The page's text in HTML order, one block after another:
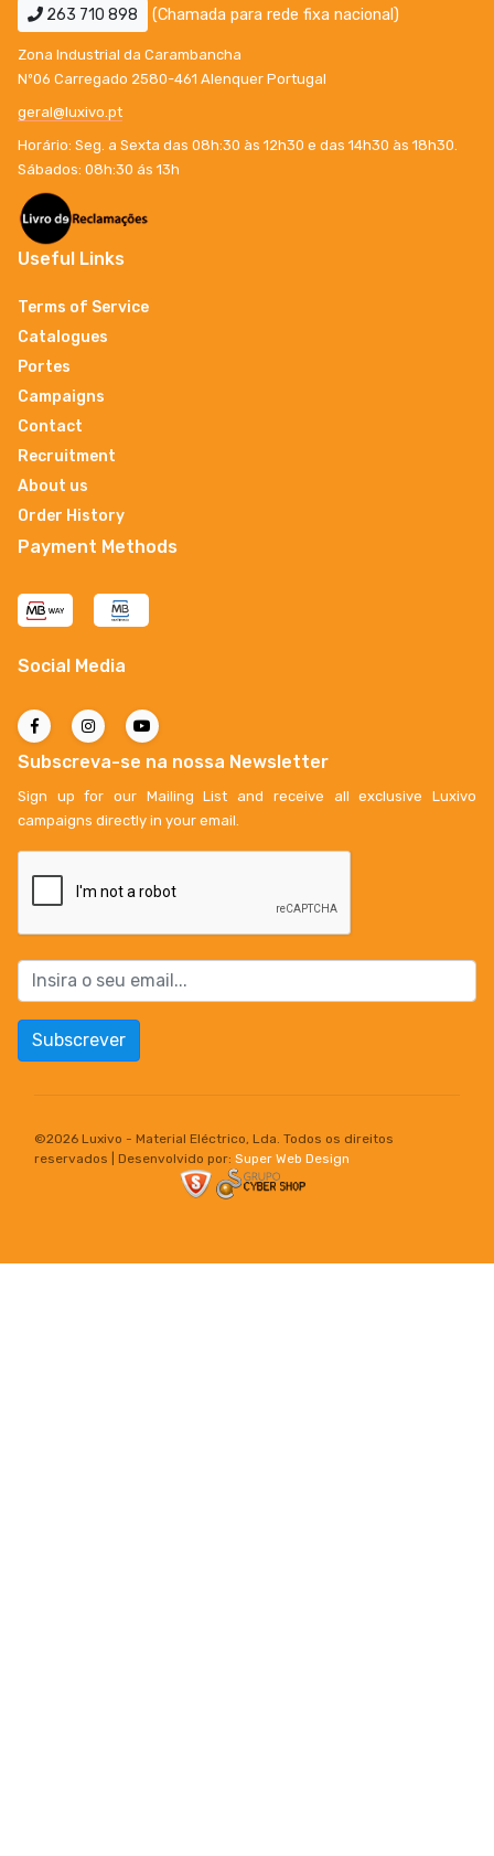
263 710 898 (Chamada para rede fixa nacional)
Zona Industrial da Carambancha
Nº06 Carregado 2580-461 Alenquer Portugal
geral@luxivo.pt
Horário: Seg. a Sexta das 08h:30 às 12h30 e das 14h30 às 18h30.
Sábados: 08h:30 ás 13h
Useful Links
Terms of Service
Catalogues
Portes
Campaigns
Contact
Recruitment
About us
Order History
Payment Methods
Social Media
Subscreva-se na nossa Newsletter
Sign up for our Mailing List and receive all exclusive Luxivo
campaigns directly in your email.
Subscrever
©2026 Luxivo - Material Eléctrico, Lda. Todos os direitos
reservados | Desenvolvido por: Super Web Design